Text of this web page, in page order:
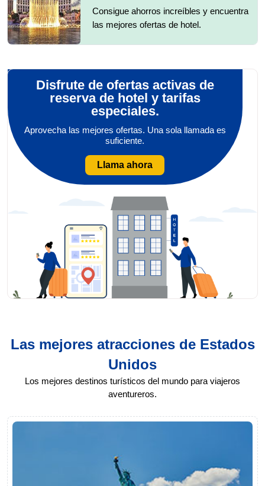
Consigue ahorros increíbles y encuentra
las mejores ofertas de hotel.
Disfrute de ofertas activas de
reserva de hotel y tarifas
especiales.
Aprovecha las mejores ofertas. Una sola llamada es
suficiente.
Llama ahora
Las mejores atracciones de Estados
Unidos
Los mejores destinos turísticos del mundo para viajeros
aventureros.